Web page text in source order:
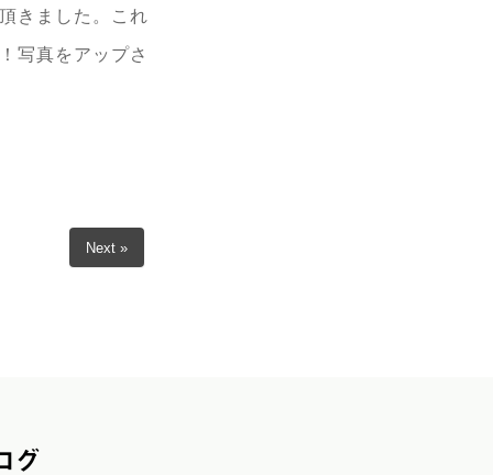
きました。これ
写真をアップさ
Next »
グ